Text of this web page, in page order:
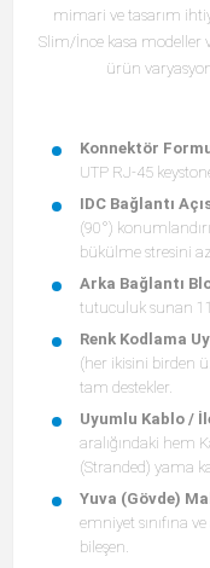
mimari ve tasarım
Slim/İnce kasa modeller
ürün
Konnektör
UTP RJ-45
IDC Bağlantı
(90°)
bükülme stresini
Arka Bağlantı
tutuculuk sunan
Renk Kodlama
(her ikisini birden
tam destekler.
Uyumlu Kablo /
aralığındaki hem
(Stranded) yama
Yuva (Gövde)
emniyet sınıfına
bileşen.